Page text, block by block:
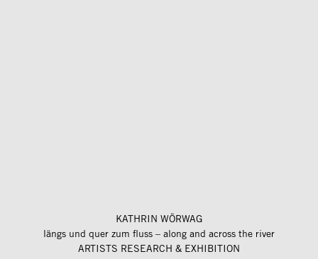
KATHRIN WÖRWAG
längs und quer zum fluss – along and across the river
ARTISTS RESEARCH & EXHIBITION